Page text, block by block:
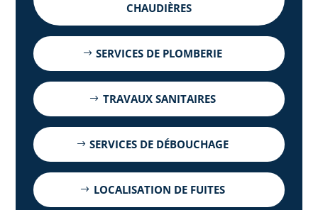
CHAUDIÈRES
SERVICES DE PLOMBERIE
TRAVAUX SANITAIRES
SERVICES DE DÉBOUCHAGE
LOCALISATION DE FUITES